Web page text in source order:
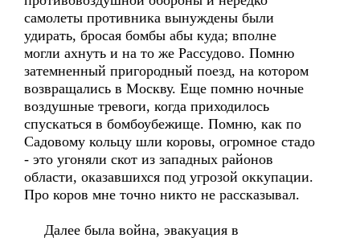
самолеты противника вынуждены были
удирать, бросая бомбы абы куда; вполне
могли ахнуть и на то же Рассудово. Помню
затемненный пригородный поезд, на котором
возвращались в Москву. Еще помню ночные
воздушные тревоги, когда приходилось
спускаться в бомбоубежище. Помню, как по
Садовому кольцу шли коровы, огромное стадо
- это угоняли скот из западных районов
области, оказавшихся под угрозой оккупации.
Про коров мне точно никто не рассказывал.
Далее была война, эвакуация в